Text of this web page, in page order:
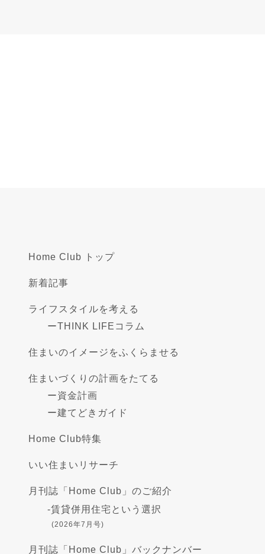
Home Club トップ
新着記事
ライフスタイルを考える
ーTHINK LIFEコラム
住まいのイメージをふくらませる
住まいづくりの計画をたてる
ー資金計画
ー建てどきガイド
Home Club特集
いい住まいリサーチ
月刊誌「Home Club」のご紹介
-賃貸併用住宅という選択
(2026年7月号)
月刊誌「Home Club」バックナンバー